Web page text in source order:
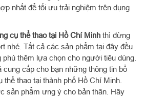
nhất để tối ưu trải nghiệm trên dụng
cụ thể thao tại Hồ Chí Minh thì đừng
nhé. Tất cả các sản phẩm tại đây đều
phú thêm lựa chọn cho người tiêu dùng.
cung cấp cho bạn những thông tin bổ
thể thao tại thành phố Hồ Chí Minh.
sản phẩm ưng ý cho bản thân. Hãy